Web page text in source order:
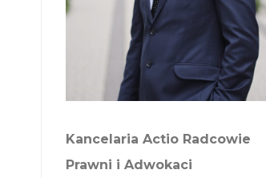
Kancelaria Actio Radcowie
Prawni i Adwokaci